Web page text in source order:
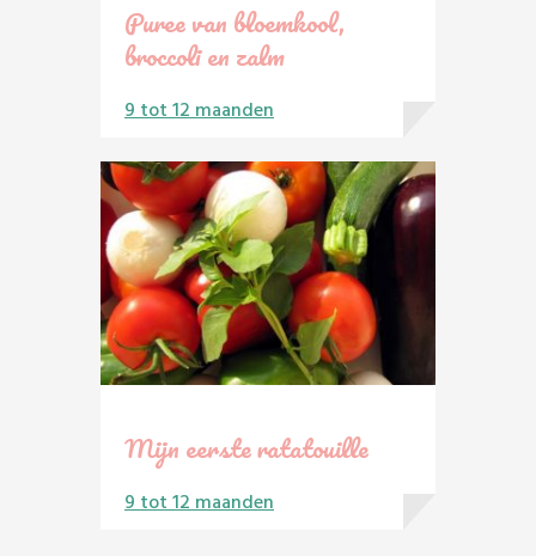
Puree van bloemkool,
broccoli en zalm
9 tot 12 maanden
Mijn eerste ratatouille
9 tot 12 maanden